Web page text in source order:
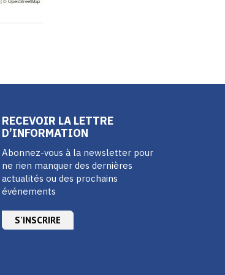
RECEVOIR LA LETTRE
D’INFORMATION
Abonnez-vous à la newsletter pour
ne rien manquer des dernières
actualités ou des prochains
événements
S'INSCRIRE